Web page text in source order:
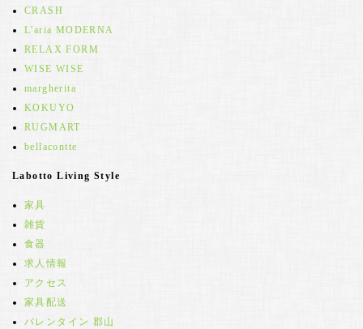
CRASH
L'aria MODERNA
RELAX FORM
WISE WISE
margherita
KOKUYO
RUGMART
bellacontte
Labotto Living Style
家具
雑貨
食器
求人情報
アクセス
家具配送
バレンタイン 郡山